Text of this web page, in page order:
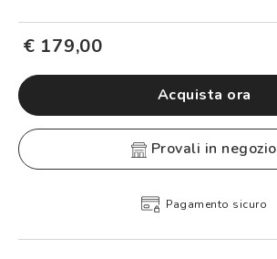
€ 179,00
Acquista ora
provali in negozio
Pagamento sicuro